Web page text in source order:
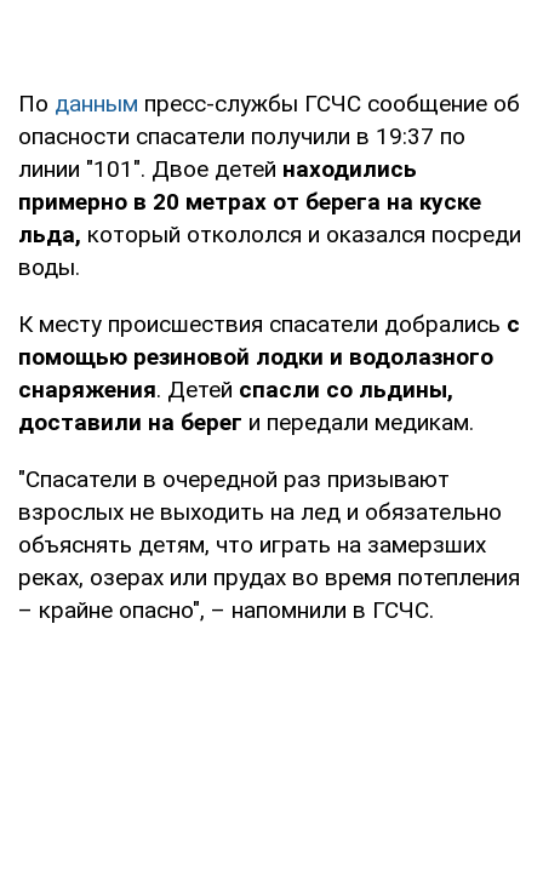
По данным пресс-службы ГСЧС сообщение об
опасности спасатели получили в 19:37 по
линии "101". Двое детей находились
примерно в 20 метрах от берега на куске
льда, который откололся и оказался посреди
воды.
К месту происшествия спасатели добрались с
помощью резиновой лодки и водолазного
снаряжения. Детей спасли со льдины,
доставили на берег и передали медикам.
"Спасатели в очередной раз призывают
взрослых не выходить на лед и обязательно
объяснять детям, что играть на замерзших
реках, озерах или прудах во время потепления
– крайне опасно", – напомнили в ГСЧС.